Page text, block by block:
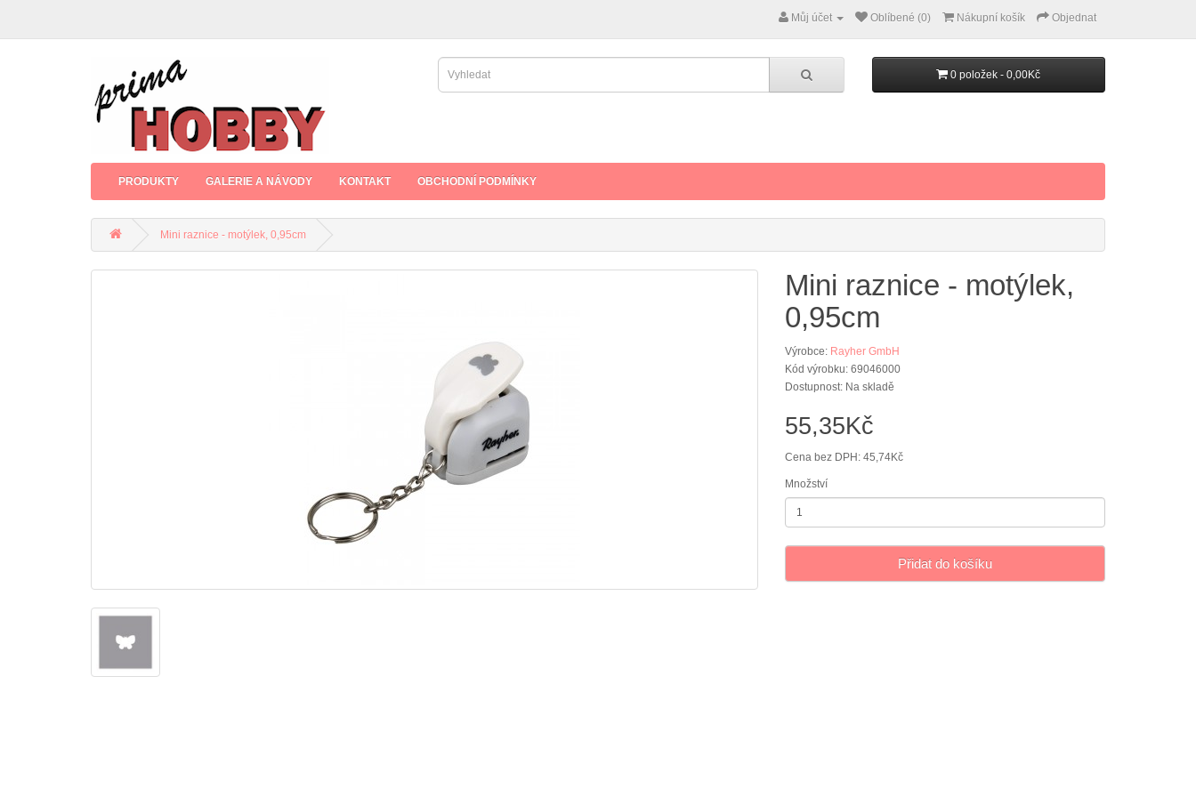
Můj účet Oblíbené (0) Nákupní košík Objednat
0 položek - 0,00Kč
PRODUKTY GALERIE A NÁVODY KONTAKT OBCHODNÍ PODMÍNKY
Mini raznice - motýlek, 0,95cm
Mini raznice - motýlek,
0,95cm
Výrobce: Rayher GmbH
Kód výrobku: 69046000
Dostupnost: Na skladě
55,35Kč
Cena bez DPH: 45,74Kč
Množství
Přidat do košíku